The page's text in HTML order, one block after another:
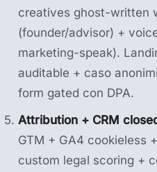
creatives ghost-written
(founder/advisor) +
marketing-speak).
auditable + caso
form gated con DPA.
Attribution + CRM
GTM + GA4 cookieless
custom legal scoring +